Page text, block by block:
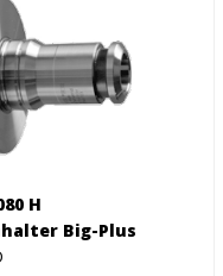
H
Big-Plus